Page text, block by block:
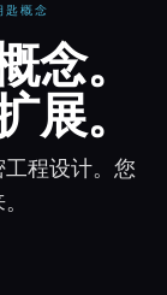
匙概念
念 -
念。
展。
程设计。您